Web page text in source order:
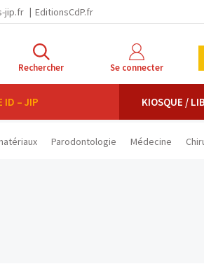
jip.fr EditionsCdP.fr
Rechercher Se connecter
ID – JIP KIOSQUE /
Parodontologie Médecine